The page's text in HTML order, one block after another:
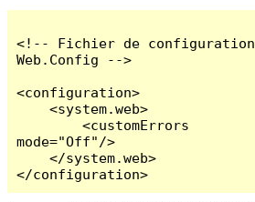
<!-- Fichier de configuration
Web.Config -->
<configuration>
    <system.web>
        <customErrors
mode="Off"/>
    </system.web>
</configuration>